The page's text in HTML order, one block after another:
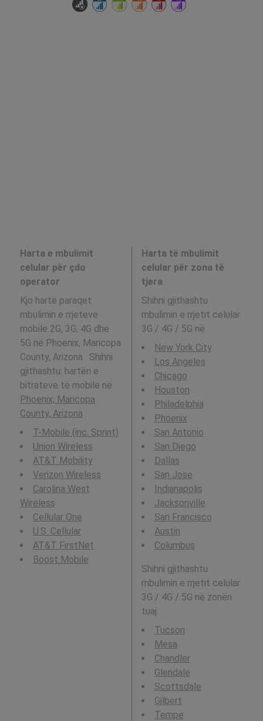
Harta e mbulimit
celular për çdo
operator
Kjo hartë paraqet
mbulimin e rrjeteve
mobile 2G, 3G, 4G dhe
5G në Phoenix, Maricopa
County, Arizona . Shihni
gjithashtu: hartën e
bitrateve të mobile në
Phoenix, Maricopa
County, Arizona .
T-Mobile (inc. Sprint)
Union Wireless
AT&T Mobility
Verizon Wireless
Carolina West
Wireless
Cellular One
U.S. Cellular
AT&T FirstNet
Boost Mobile
Harta të mbulimit
celular për zona të
tjera
Shihni gjithashtu
mbulimin e rrjetit celular
3G / 4G / 5G në :
New York City
Los Angeles
Chicago
Houston
Philadelphia
Phoenix
San Antonio
San Diego
Dallas
San Jose
Indianapolis
Jacksonville
San Francisco
Austin
Columbus
Shihni gjithashtu
mbulimin e rrjetit celular
3G / 4G / 5G në zonën
tuaj:
Tucson
Mesa
Chandler
Glendale
Scottsdale
Gilbert
Tempe